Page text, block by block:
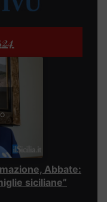
24
Abbate:
siciliane”